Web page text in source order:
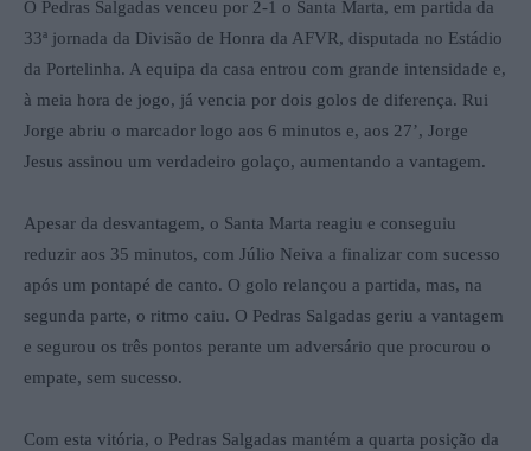
O Pedras Salgadas venceu por 2-1 o Santa Marta, em partida da
33ª jornada da Divisão de Honra da AFVR, disputada no Estádio
da Portelinha. A equipa da casa entrou com grande intensidade e,
à meia hora de jogo, já vencia por dois golos de diferença. Rui
Jorge abriu o marcador logo aos 6 minutos e, aos 27’, Jorge
Jesus assinou um verdadeiro golaço, aumentando a vantagem.
Apesar da desvantagem, o Santa Marta reagiu e conseguiu
reduzir aos 35 minutos, com Júlio Neiva a finalizar com sucesso
após um pontapé de canto. O golo relançou a partida, mas, na
segunda parte, o ritmo caiu. O Pedras Salgadas geriu a vantagem
e segurou os três pontos perante um adversário que procurou o
empate, sem sucesso.
Com esta vitória, o Pedras Salgadas mantém a quarta posição da